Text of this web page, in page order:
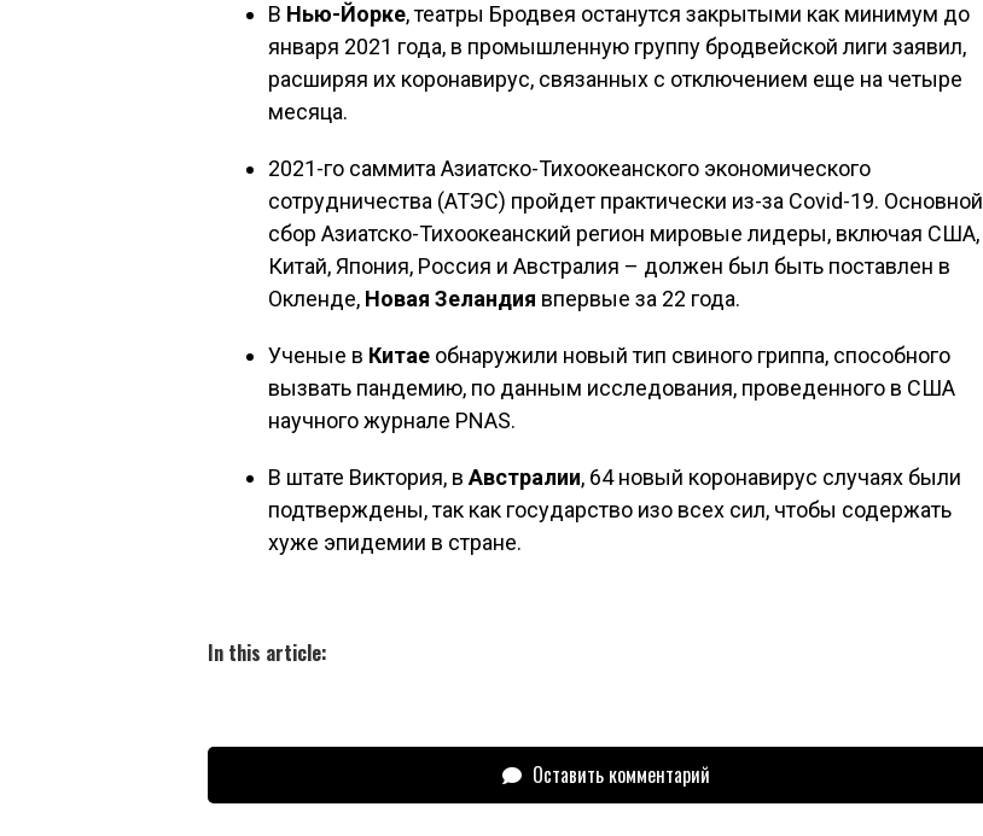
В Нью-Йорке, театры Бродвея останутся закрытыми как минимум до
января 2021 года, в промышленную группу бродвейской лиги заявил,
расширяя их коронавирус, связанных с отключением еще на четыре
месяца.
2021-го саммита Азиатско-Тихоокеанского экономического
сотрудничества (АТЭС) пройдет практически из-за Covid-19. Основной
сбор Азиатско-Тихоокеанский регион мировые лидеры, включая США,
Китай, Япония, Россия и Австралия – должен был быть поставлен в
Окленде, Новая Зеландия впервые за 22 года.
Ученые в Китае обнаружили новый тип свиного гриппа, способного
вызвать пандемию, по данным исследования, проведенного в США
научного журнале PNAS.
В штате Виктория, в Австралии, 64 новый коронавирус случаях были
подтверждены, так как государство изо всех сил, чтобы содержать
хуже эпидемии в стране.
In this article:
Оставить комментарий